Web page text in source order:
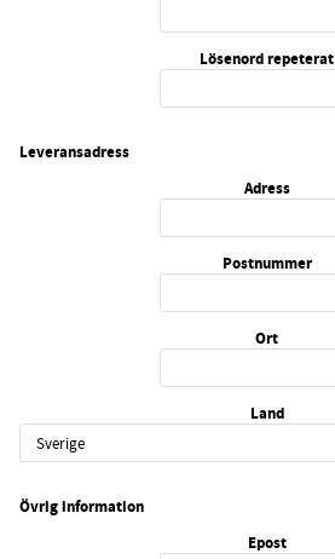
Lösenord repeterat
Leveransadress
Adress
Postnummer
Ort
Land
Övrig information
Epost